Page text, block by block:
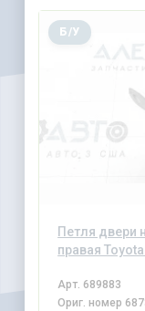
Петля двери
правая
Б/У
Арт. 689883
Ориг. номер